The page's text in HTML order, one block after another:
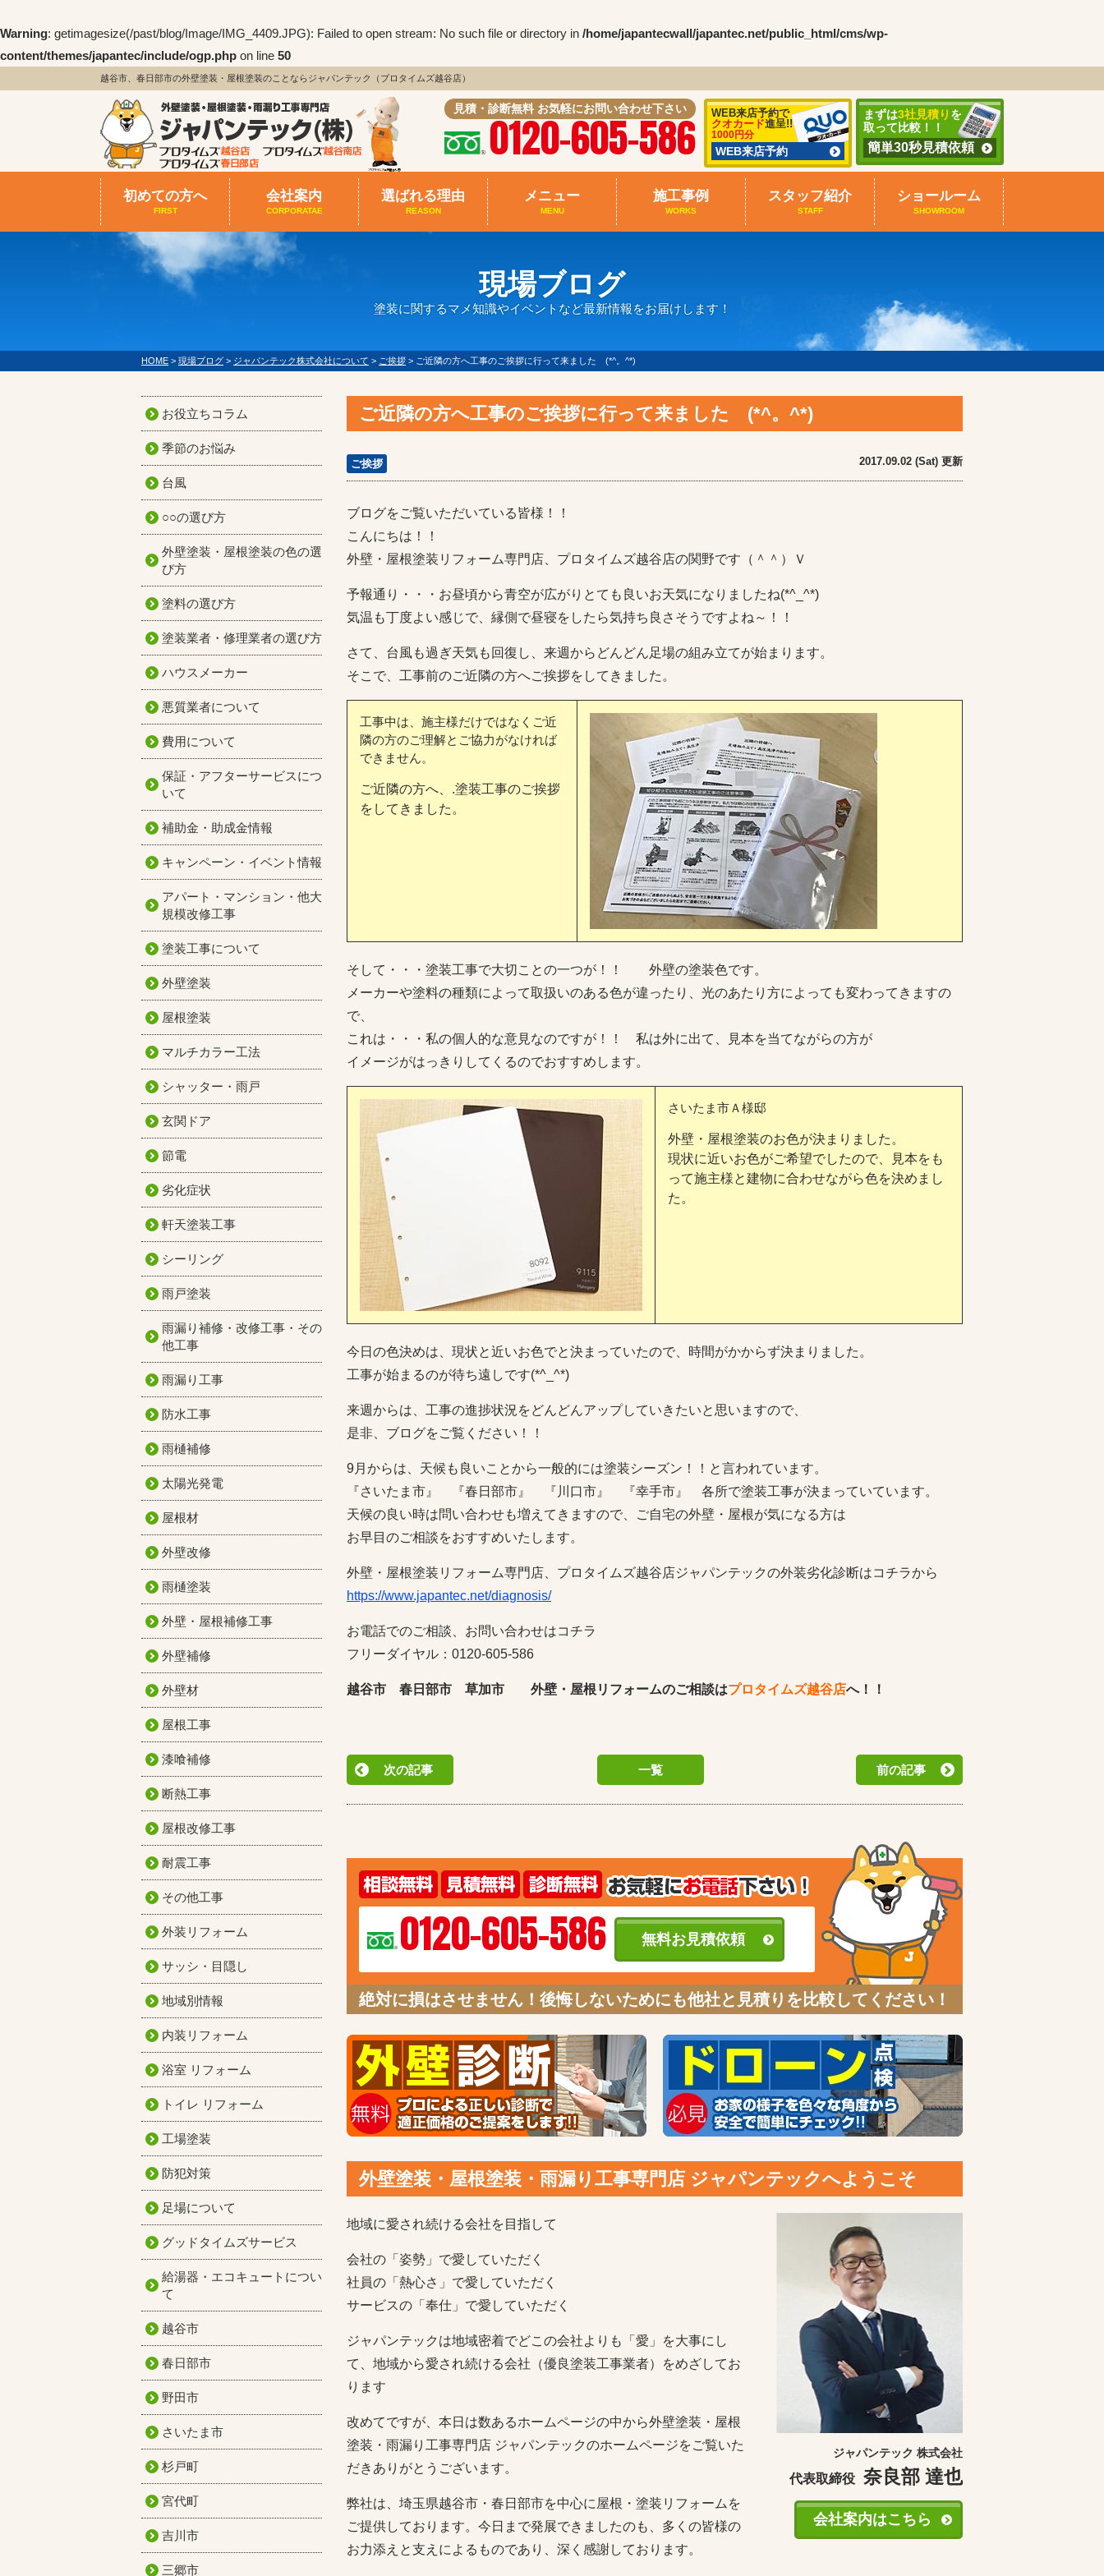
Warning: getimagesize(/past/blog/Image/IMG_4409.JPG): Failed to open stream: No such file or directory in /home/japantecwall/japantec.net/public_html/cms/wp-
content/themes/japantec/include/ogp.php on line 50
越谷市、春日部市の外壁塗装・屋根塗装のことならジャパンテック（プロタイムズ越谷店）
見積・診断無料 お気軽にお問い合わせ下さい
0120-605-586
WEB来店予約で
クオカード進呈!!
1000円分
WEB来店予約
まずは3社見積り を
取って比較！！
簡単30秒見積依頼
初めての方へ
FIRST
会社案内
CORPORATAE
選ばれる理由
REASON
メニュー
MENU
施工事例
WORKS
スタッフ紹介
STAFF
ショールーム
SHOWROOM
現場ブログ
塗装に関するマメ知識やイベントなど最新情報をお届けします！
HOME > 現場ブログ > ジャパンテック株式会社について > ご挨拶 > ご近隣の方へ工事のご挨拶に行って来ました (*^。^*)
ご近隣の方へ工事のご挨拶に行って来ました (*^。^*)
ご挨拶 2017.09.02 (Sat) 更新
ブログをご覧いただいている皆様！！
こんにちは！！
外壁・屋根塗装リフォーム専門店、プロタイムズ越谷店の関野です（＾＾）Ｖ
予報通り・・・お昼頃から青空が広がりとても良いお天気になりましたね(*^_^*)
気温も丁度よい感じで、縁側で昼寝をしたら気持ち良さそうですよね～！！
さて、台風も過ぎ天気も回復し、来週からどんどん足場の組み立てが始まります。
そこで、工事前のご近隣の方へご挨拶をしてきました。
工事中は、施主様だけではなくご近
隣の方のご理解とご協力がなければ
できません。
ご近隣の方へ、.塗装工事のご挨拶
をしてきました。
そして・・・塗装工事で大切ことの一つが！！ 外壁の塗装色です。
メーカーや塗料の種類によって取扱いのある色が違ったり、光のあたり方によっても変わってきますの
で、
これは・・・私の個人的な意見なのですが！！ 私は外に出て、見本を当てながらの方が
イメージがはっきりしてくるのでおすすめします。
さいたま市Ａ様邸
外壁・屋根塗装のお色が決まりました。
現状に近いお色がご希望でしたので、見本をも
って施主様と建物に合わせながら色を決めまし
た。
今日の色決めは、現状と近いお色でと決まっていたので、時間がかからず決まりました。
工事が始まるのが待ち遠しです(*^_^*)
来週からは、工事の進捗状況をどんどんアップしていきたいと思いますので、
是非、ブログをご覧ください！！
9月からは、天候も良いことから一般的には塗装シーズン！！と言われています。
『さいたま市』 『春日部市』 『川口市』 『幸手市』 各所で塗装工事が決まっていています。
天候の良い時は問い合わせも増えてきますので、ご自宅の外壁・屋根が気になる方は
お早目のご相談をおすすめいたします。
外壁・屋根塗装リフォーム専門店、プロタイムズ越谷店ジャパンテックの外装劣化診断はコチラから
https://www.japantec.net/diagnosis/
お電話でのご相談、お問い合わせはコチラ
フリーダイヤル：0120-605-586
越谷市 春日部市 草加市 外壁・屋根リフォームのご相談はプロタイムズ越谷店へ！！
次の記事 一覧 前の記事
0120-605-586 無料お見積依頼
絶対に損はさせません！後悔しないためにも他社と見積りを比較してください！
外壁塗装・屋根塗装・雨漏り工事専門店 ジャパンテックへようこそ
ジャパンテック 株式会社
代表取締役 奈良部 達也
会社案内はこちら
地域に愛され続ける会社を目指して
会社の「姿勢」で愛していただく
社員の「熱心さ」で愛していただく
サービスの「奉仕」で愛していただく
ジャパンテックは地域密着でどこの会社よりも「愛」を大事にし
て、地域から愛され続ける会社（優良塗装工事業者）をめざしてお
ります
改めてですが、本日は数あるホームページの中から外壁塗装・屋根
塗装・雨漏り工事専門店 ジャパンテックのホームページをご覧いた
だきありがとうございます。
弊社は、埼玉県越谷市・春日部市を中心に屋根・塗装リフォームを
ご提供しております。今日まで発展できましたのも、多くの皆様の
お力添えと支えによるものであり、深く感謝しております。
お役立ちコラム
季節のお悩み
台風
○○の選び方
外壁塗装・屋根塗装の色の選
び方
塗料の選び方
塗装業者・修理業者の選び方
ハウスメーカー
悪質業者について
費用について
保証・アフターサービスにつ
いて
補助金・助成金情報
キャンペーン・イベント情報
アパート・マンション・他大
規模改修工事
塗装工事について
外壁塗装
屋根塗装
マルチカラー工法
シャッター・雨戸
玄関ドア
節電
劣化症状
軒天塗装工事
シーリング
雨戸塗装
雨漏り補修・改修工事・その
他工事
雨漏り工事
防水工事
雨樋補修
太陽光発電
屋根材
外壁改修
雨樋塗装
外壁・屋根補修工事
外壁補修
外壁材
屋根工事
漆喰補修
断熱工事
屋根改修工事
耐震工事
その他工事
外装リフォーム
サッシ・目隠し
地域別情報
内装リフォーム
浴室 リフォーム
トイレ リフォーム
工場塗装
防犯対策
足場について
グッドタイムズサービス
給湯器・エコキュートについ
て
越谷市
春日部市
野田市
さいたま市
杉戸町
宮代町
吉川市
三郷市